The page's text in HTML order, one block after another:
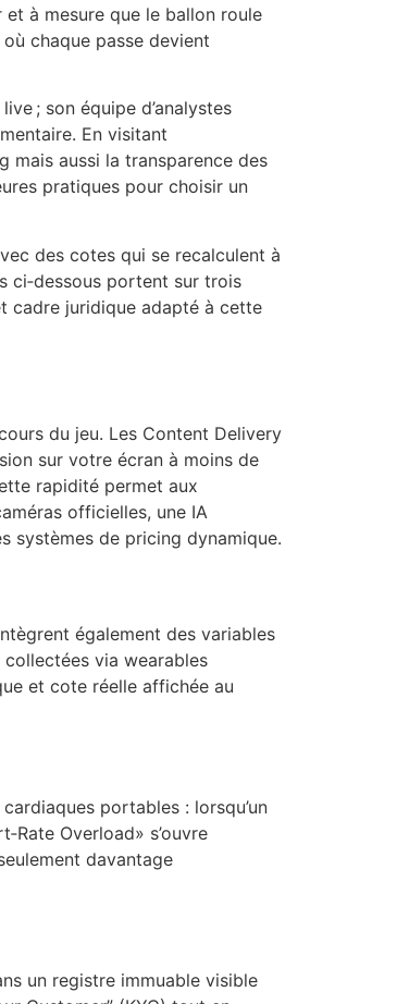
à mesure que le ballon roule
chaque passe devient
; son équipe d’analystes
En visitant
mais aussi la transparence des
pratiques pour choisir un
des cotes qui se recalculent à
ci‑dessous portent sur trois
cadre juridique adapté à cette
du jeu. Les Content Delivery
sur votre écran à moins de
rapidité permet aux
officielles, une IA
systèmes de pricing dynamique.
également des variables
via wearables
et cote réelle affichée au
portables : lorsqu’un
Overload​» s’ouvre
davantage
un registre immuable visible